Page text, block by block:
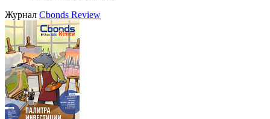
Журнал Cbonds Review